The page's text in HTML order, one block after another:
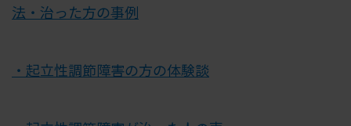
法・治った方の事例
・起立性調節障害の方の体験談